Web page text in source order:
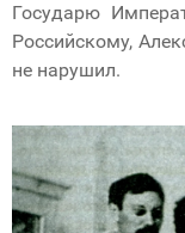
Государю
Российскому,
не нарушил.